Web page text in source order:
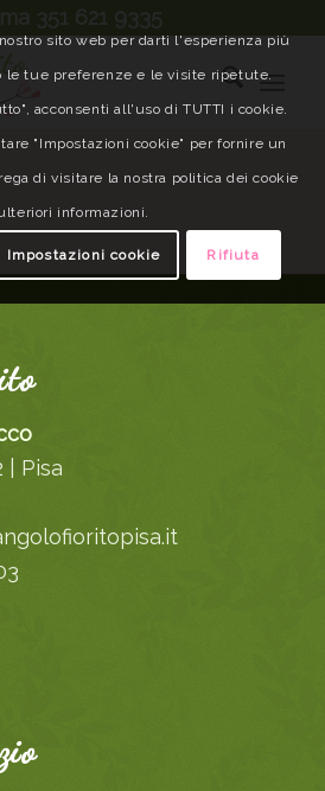
351 621 9335
| Pisa
sito web per darti l'esperienza più
le tue preferenze e le visite ripetute.
acconsenti all'uso di TUTTI i cookie.
"Impostazioni cookie" per fornire un
di visitare la nostra politica dei cookie
informazioni.
Impostazioni cookie Rifiuta